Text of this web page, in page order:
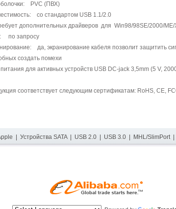
PVC (ПВХ)
со стандартом USB 1.1/2.0
дополнительных драйверов для Win98/98SE/2000/
по запросу
да, экранирование кабеля позволит защитить
создать помехи
питания для активных устройств USB DC-jack 3,5mm (5 V,
соответствует следующим сертификатам: RoHS, CE,
Устройства SATA| USB 2.0| USB 3.0| MHL/SlimPort|